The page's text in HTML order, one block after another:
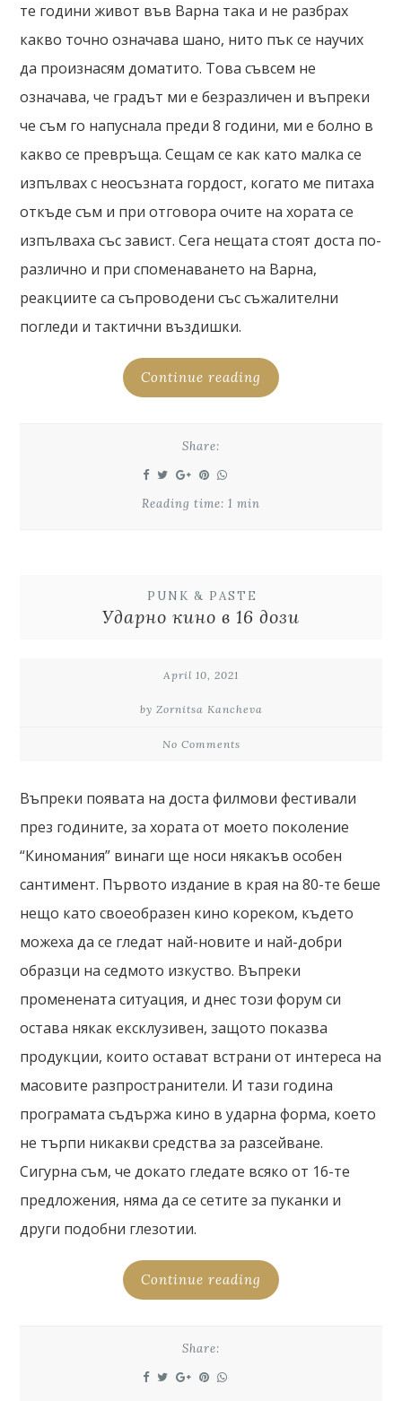
те години живот във Варна така и не разбрах
какво точно означава шано, нито пък се научих
да произнасям доматито. Това съвсем не
означава, че градът ми е безразличен и въпреки
че съм го напуснала преди 8 години, ми е болно в
какво се превръща. Сещам се как като малка се
изпълвах с неосъзната гордост, когато ме питаха
откъде съм и при отговора очите на хората се
изпълваха със завист. Сега нещата стоят доста по-
различно и при споменаването на Варна,
реакциите са съпроводени със съжалителни
погледи и тактични въздишки.
Continue reading
Share:
Reading time: 1 min
PUNK & PASTE
Ударно кино в 16 дози
April 10, 2021
by Zornitsa Kancheva
No Comments
Въпреки появата на доста филмови фестивали
през годините, за хората от моето поколение
“Киномания” винаги ще носи някакъв особен
сантимент. Първото издание в края на 80-те беше
нещо като своеобразен кино кореком, където
можеха да се гледат най-новите и най-добри
образци на седмото изкуство. Въпреки
променената ситуация, и днес този форум си
остава някак ексклузивен, защото показва
продукции, които остават встрани от интереса на
масовите разпространители. И тази година
програмата съдържа кино в ударна форма, което
не търпи никакви средства за разсейване.
Сигурна съм, че докато гледате всяко от 16-те
предложения, няма да се сетите за пуканки и
други подобни глезотии.
Continue reading
Share: